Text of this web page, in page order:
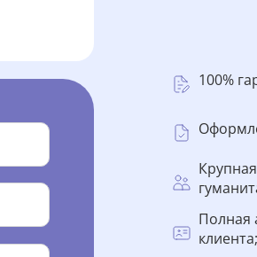
100%
Полная
клиента;